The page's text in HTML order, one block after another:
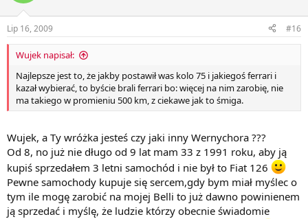
Lip 16, 2009 #16
Wujek napisał:
Najlepsze jest to, że jakby postawił was kolo 75 i jakiegoś ferrari i
kazał wybierać, to byście brali ferrari bo: więcej na nim zarobię, nie
ma takiego w promieniu 500 km, z ciekawe jak to śmiga.
Wujek, a Ty wróżka jesteś czy jaki inny Wernychora ???
Od 8, no już nie długo od 9 lat mam 33 z 1991 roku, aby ją
kupiś sprzedałem 3 letni samochód i nie był to Fiat 126
Pewne samochody kupuje się sercem,gdy bym miał myślec o
tym ile mogę zarobić na mojej Belli to już dawno powinienem
ją sprzedać i myślę, że ludzie którzy obecnie świadomie